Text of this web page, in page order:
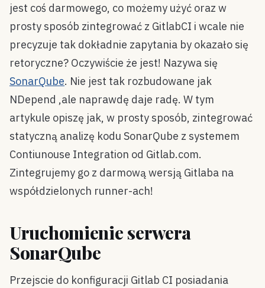
jest coś darmowego, co możemy użyć oraz w
prosty sposób zintegrować z GitlabCI i wcale nie
precyzuje tak dokładnie zapytania by okazało się
retoryczne? Oczywiście że jest! Nazywa się
SonarQube. Nie jest tak rozbudowane jak
NDepend ,ale naprawdę daje radę. W tym
artykule opiszę jak, w prosty sposób, zintegrować
statyczną analizę kodu SonarQube z systemem
Contiunouse Integration od Gitlab.com.
Zintegrujemy go z darmową wersją Gitlaba na
współdzielonych runner-ach!
Uruchomienie serwera
SonarQube
Przejscie do konfiguracji Gitlab CI posiadania